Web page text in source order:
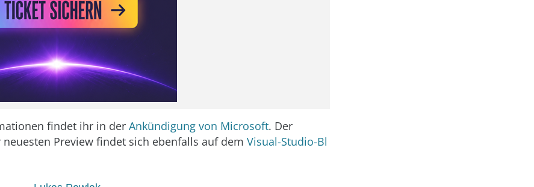
findet ihr in der Ankündigung von Microsoft. Der
Preview findet sich ebenfalls auf dem Visual-Studio-Bl